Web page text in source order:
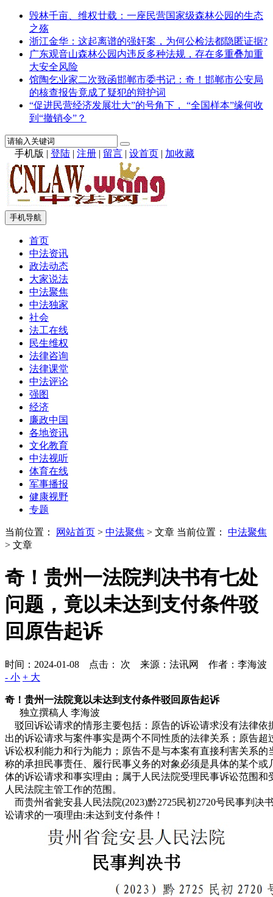
毁林千亩、维权廿载：一座民营国家级森林公园的生态
之殇
浙江金华：这起离谱的强奸案，为何公检法都隐匿证据?
广东观音山森林公园内违反多种法规，存在多重叠加重
大安全风险
馆陶乞业家二次致函邯郸市委书记：奇！邯郸市公安局
的核查报告竟成了疑犯的辩护词
“促进民营经济发展壮大”的号角下， “全国样本”缘何收
到“撤销令”？
手机版 | 登陆 | 注册 | 留言 | 设首页 | 加收藏
手机导航
首页
中法资讯
政法动态
大家说法
中法聚焦
中法独家
社会
法工在线
民生维权
法律咨询
法律课堂
中法评论
强图
经济
廉政中国
各地资讯
文化教育
中法视听
体育在线
军事播报
健康视野
专题
当前位置： 网站首页 > 中法聚焦 > 文章 当前位置： 中法聚焦
> 文章
奇！贵州一法院判决书有七处
问题，竟以未达到支付条件驳
回原告起诉
时间：2024-01-08 点击： 次 来源：法讯网 作者：李海波
- 小 + 大
奇！贵州一法院竟以未达到支付条件驳回原告起诉
独立撰稿人 李海波
驳回诉讼请求的情形主要包括：原告的诉讼请求没有法律依
出的诉讼请求与案件事实是两个不同性质的法律关系；原告
诉讼权利能力和行为能力；原告不是与本案有直接利害关系
称的承担民事责任、履行民事义务的对象必须是具体的某个
体的诉讼请求和事实理由；属于人民法院受理民事诉讼范围
人民法院主管工作的范围。
而贵州省瓮安县人民法院(2023)黔2725民初2720号民事判决
讼请求的一项理由:未达到支付条件！